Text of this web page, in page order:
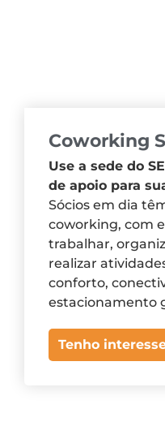
Coworking
Use a sede do
de apoio para
Sócios em dia
coworking, com
trabalhar,
realizar
conforto,
estacionamento
Tenho